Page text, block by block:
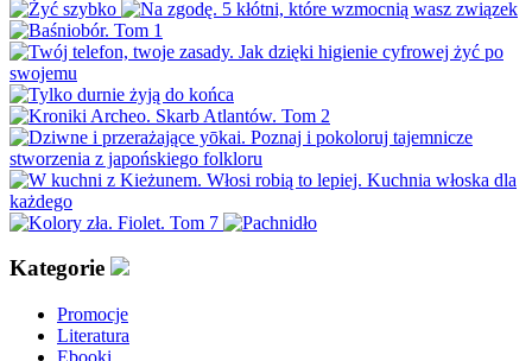
Kategorie
Promocje
Literatura